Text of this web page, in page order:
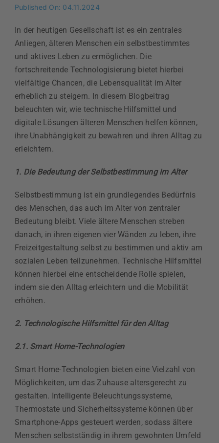
Published On: 04.11.2024
In der heutigen Gesellschaft ist es ein zentrales
Anliegen, älteren Menschen ein selbstbestimmtes
und aktives Leben zu ermöglichen. Die
fortschreitende Technologisierung bietet hierbei
vielfältige Chancen, die Lebensqualität im Alter
erheblich zu steigern. In diesem Blogbeitrag
beleuchten wir, wie technische Hilfsmittel und
digitale Lösungen älteren Menschen helfen können,
ihre Unabhängigkeit zu bewahren und ihren Alltag zu
erleichtern.
1. Die Bedeutung der Selbstbestimmung im Alter
Selbstbestimmung ist ein grundlegendes Bedürfnis
des Menschen, das auch im Alter von zentraler
Bedeutung bleibt. Viele ältere Menschen streben
danach, in ihren eigenen vier Wänden zu leben, ihre
Freizeitgestaltung selbst zu bestimmen und aktiv am
sozialen Leben teilzunehmen. Technische Hilfsmittel
können hierbei eine entscheidende Rolle spielen,
indem sie den Alltag erleichtern und die Mobilität
erhöhen.
2. Technologische Hilfsmittel für den Alltag
2.1. Smart Home-Technologien
Smart Home-Technologien bieten eine Vielzahl von
Möglichkeiten, um das Zuhause altersgerecht zu
gestalten. Intelligente Beleuchtungssysteme,
Thermostate und Sicherheitssysteme können über
Smartphone-Apps gesteuert werden, sodass ältere
Menschen selbstständig in ihrem gewohnten Umfeld